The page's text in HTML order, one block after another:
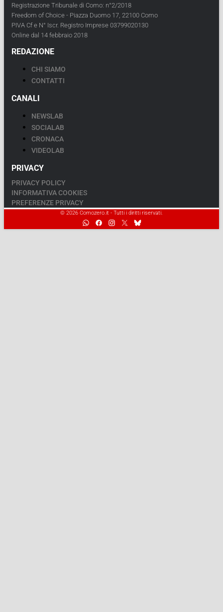
Registrazione Tribunale di Como: n°2/2018
Freedom of Choice - Piazza Duomo 17, 22100 Como
PIVA Cf e N° Iscr. Registro Imprese 03799020130
Online dal 14 febbraio 2018
REDAZIONE
CHI SIAMO
CONTATTI
CANALI
NEWSLAB
SOCIALAB
CRONACA
VIDEOLAB
PRIVACY
PRIVACY POLICY
INFORMATIVA COOKIES
PREFERENZE PRIVACY
© 2026 Comozero.it - Tutti i diritti riservati.